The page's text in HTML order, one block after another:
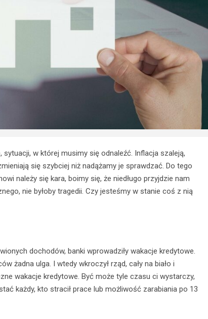
w której musimy się odnaleźć. Inflacja szaleją,
się szybciej niż nadążamy je sprawdzać. Do tego
należy się kara, boimy się, że niedługo przyjdzie nam
nie byłoby tragedii. Czy jesteśmy w stanie coś z nią
dochodów, banki wprowadziły wakacje kredytowe.
żadna ulga. I wtedy wkroczył rząd, cały na biało i
wakacje kredytowe. Być może tyle czasu ci wystarczy,
każdy, kto stracił prace lub możliwość zarabiania po 13